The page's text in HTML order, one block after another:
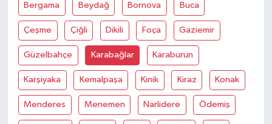
Bergama Beydağ Bornova Buca
Çeşme Çiğli Dikili Foça Gaziemir
Güzelbahçe Karabağlar Karaburun
Karşiyaka Kemalpaşa Kinik Kiraz Konak
Menderes Menemen Narlidere Ödemiş
Diyarbakır Müftülüğü
Düzce Müftülüğü
Edirne Müftülüğü
Elazığ Müftülüğü
İhtida Haberleri
YAŞAM